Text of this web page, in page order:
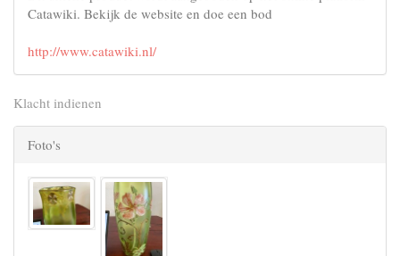
Catawiki. Bekijk de website en doe een bod
http://www.catawiki.nl/
Klacht indienen
Foto's